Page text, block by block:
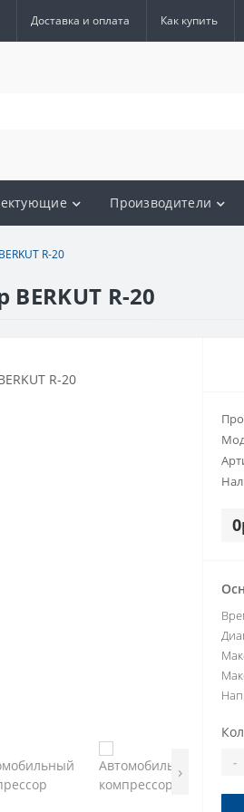
Доставка и оплата Как купить
Производители
R-20
R-20
› -